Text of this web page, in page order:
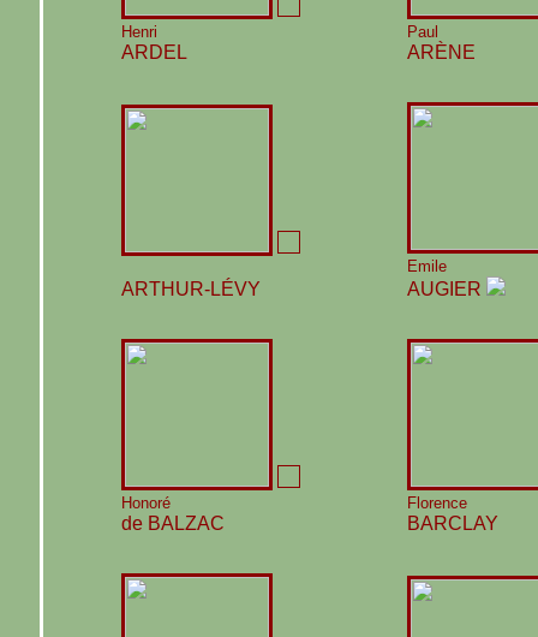
Henri
ARDEL
Paul
ARÈNE
ARTHUR-LÉVY
Emile
AUGIER
Honoré
de BALZAC
Florence
BARCLAY